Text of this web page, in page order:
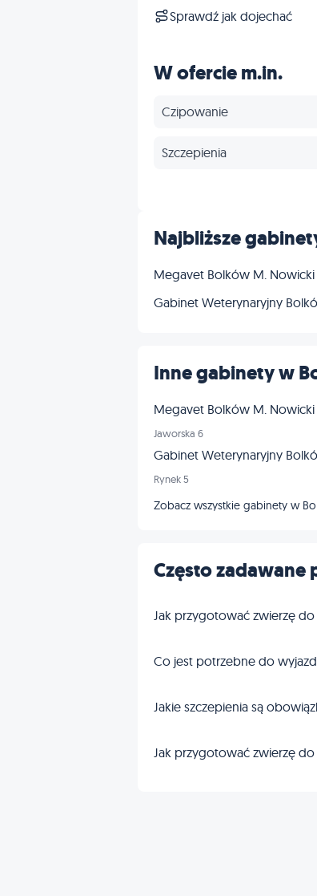
Sprawdź jak dojechać
W ofercie m.in.
Czipowanie
Szczepienia
Najbliższe
Megavet Bolków M. Nowicki
Gabinet Weterynaryjny
Inne gabinety w
Megavet Bolków M. Nowicki
Jaworska 6
Gabinet Weterynaryjny
Rynek 5
Zobacz wszystkie gabinety w
Często zadawane
Jak przygotować zwierzę do
Co jest potrzebne do
Jakie szczepienia są
Jak przygotować zwierzę